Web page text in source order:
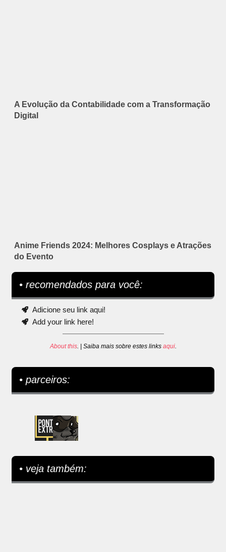
A Evolução da Contabilidade com a Transformação
Digital
Anime Friends 2024: Melhores Cosplays e Atrações
do Evento
• recomendados para você:
Adicione seu link aqui!
Add your link here!
About this. | Saiba mais sobre estes links aqui.
• parceiros:
• veja também: